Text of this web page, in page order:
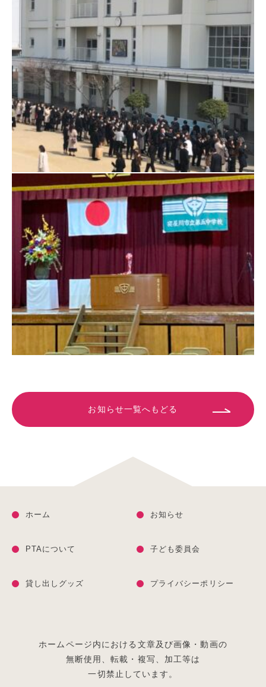
お知らせ一覧へもどる
ホーム お知らせ
PTAについて 子ども委員会
貸し出しグッズ プライバシーポリシー
ホームページ内における文章及び画像・動画の
無断使用、転載・複写、加工等は
一切禁止しています。